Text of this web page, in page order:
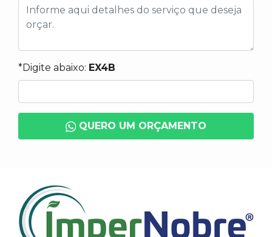
*Digite abaixo: EX4B
QUERO UM ORÇAMENTO